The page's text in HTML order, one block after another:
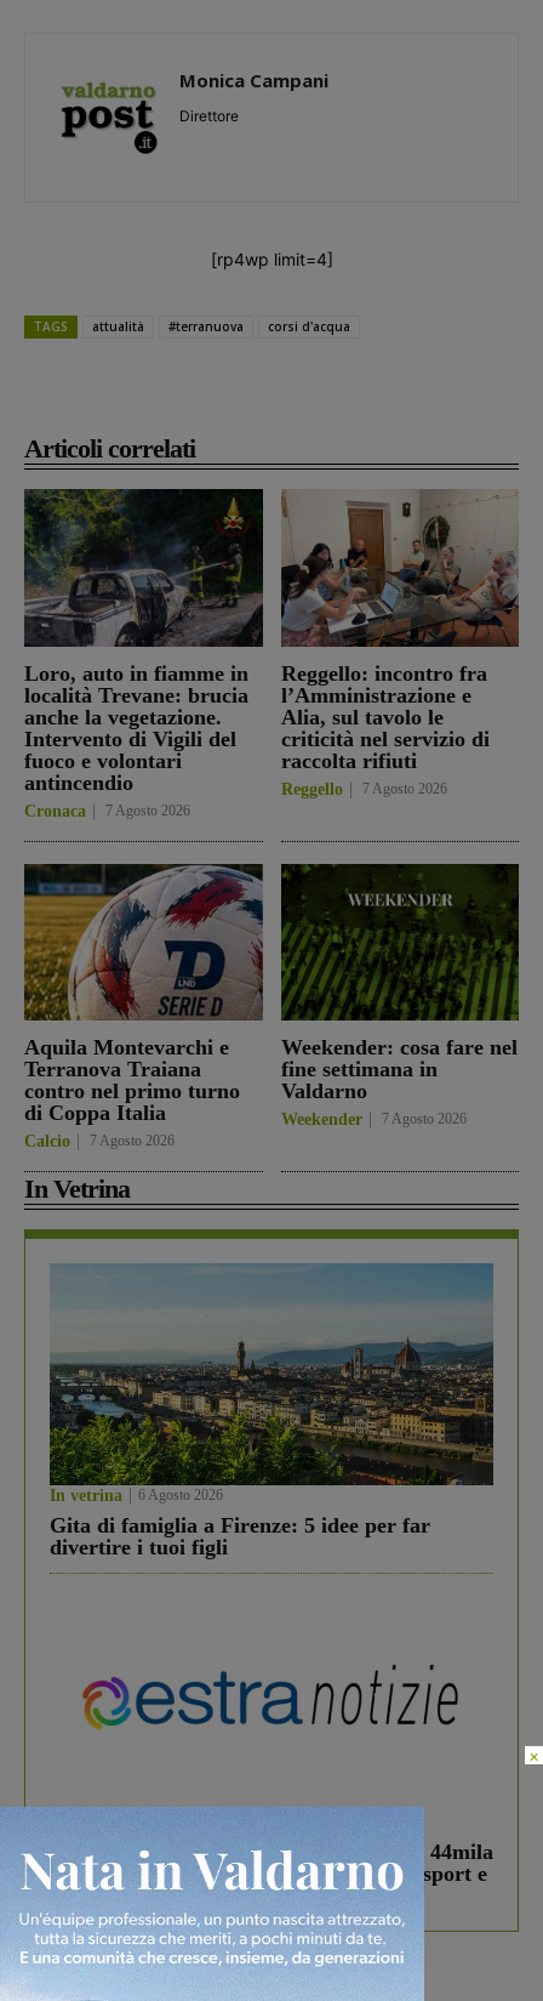
Articoli correlati
Loro, auto in fiamme in
località Trevane: brucia
anche la vegetazione.
Intervento di Vigili del
fuoco e volontari
antincendio
Cronaca 7 Agosto 2026
Reggello: incontro fra
l’Amministrazione e
Alia, sul tavolo le
criticità nel servizio di
raccolta rifiuti
Reggello 7 Agosto 2026
Aquila Montevarchi e
Terranova Traiana
contro nel primo turno
di Coppa Italia
Calcio 7 Agosto 2026
Weekender: cosa fare nel
fine settimana in
Valdarno
Weekender 7 Agosto 2026
In Vetrina
In vetrina 6 Agosto 2026
Gita di famiglia a Firenze: 5 idee per far
divertire i tuoi figli
Estra Notizie agosto: Smart Cities, oltre 44mila
studenti coinvolti, torna il bando per lo sport e
debutta il podcast Estrair
Monica Campani
Direttore
[rp4wp limit=4]
TAGS attualità #terranuova corsi d'acqua
×